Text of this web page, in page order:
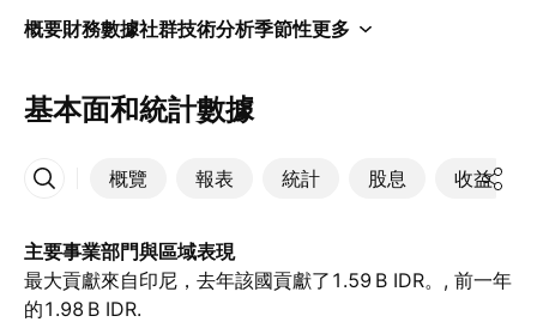
概要財務數據社群技術分析季節性更多
基本面和統計數據
概覽 報表 統計 股息 收益
更多
主要事業部門與區域表現
最大貢獻來自印尼，去年該國貢獻了‪1.59 B‬ IDR。, 前一年
的‪1.98 B‬ IDR.